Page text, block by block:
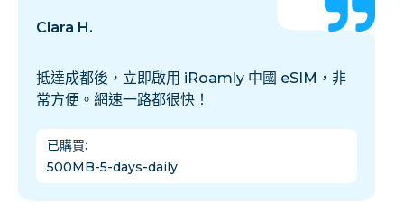
Clara H.
抵達成都後，立即啟用 iRoamly 中國 eSIM，非
常方便。網速一路都很快！
已購買:
500MB-5-days-daily